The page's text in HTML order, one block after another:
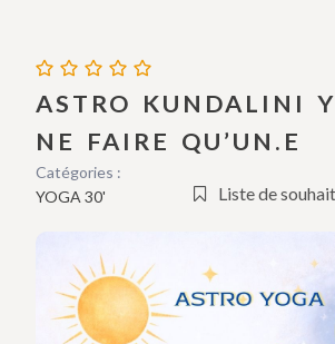
ASTRO KUNDALINI
NE FAIRE QU’UN.E
Catégories :
YOGA 30'
Liste de